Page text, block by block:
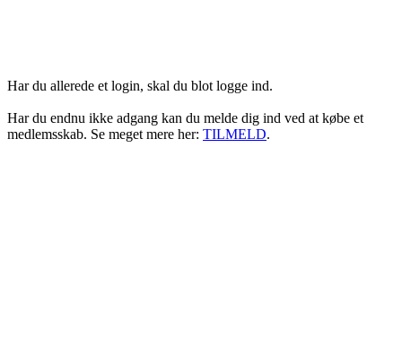
Har du allerede et login, skal du blot logge ind.
Har du endnu ikke adgang kan du melde dig ind ved at købe et
medlemsskab. Se meget mere her: TILMELD.